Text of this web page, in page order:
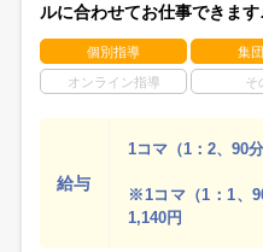
ルに合わせてお仕事できます
個別指導 集
オンライン指導 そ
給与
1コマ（1：2、90
※1コマ（1：1、
1,140円